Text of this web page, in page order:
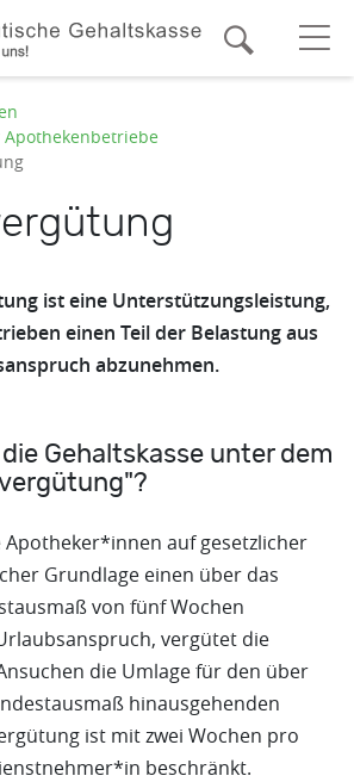
Suche
ist eine Unterstützungsleistung,
einen Teil der Belastung aus
abzunehmen.
Gehaltskasse unter dem
Apotheker*innen auf gesetzlicher
Grundlage einen über das
von fünf Wochen
vergütet die
die Umlage für den über
hinausgehenden
ist mit zwei Wochen pro
beschränkt.